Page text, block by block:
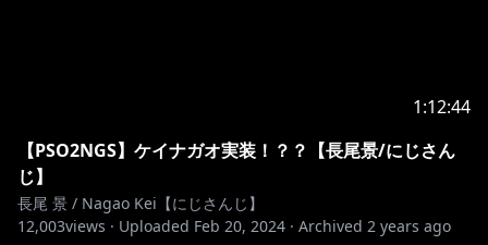
1:12:44
【PSO2NGS】ケイナガオ実装！？？【長尾景/にじさん
じ】
長尾 景 / Nagao Kei【にじさんじ】
12,003views · Uploaded Feb 20, 2024 · Archived 2 years ago